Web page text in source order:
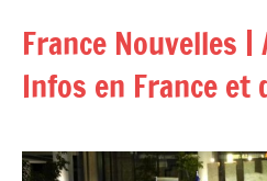
contenu
France Nouvelles
Infos en France et